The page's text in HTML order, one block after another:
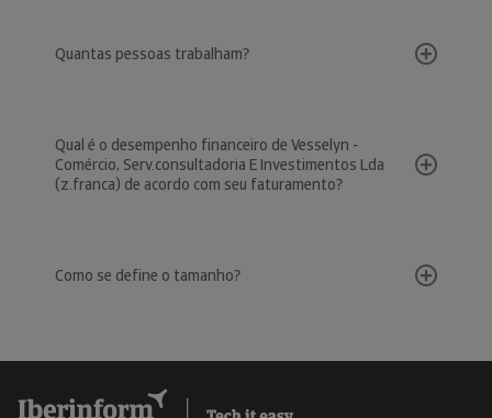
Quantas pessoas trabalham?
Qual é o desempenho financeiro de Vesselyn -
Comércio, Serv.consultadoria E Investimentos Lda
(z.franca) de acordo com seu faturamento?
Como se define o tamanho?